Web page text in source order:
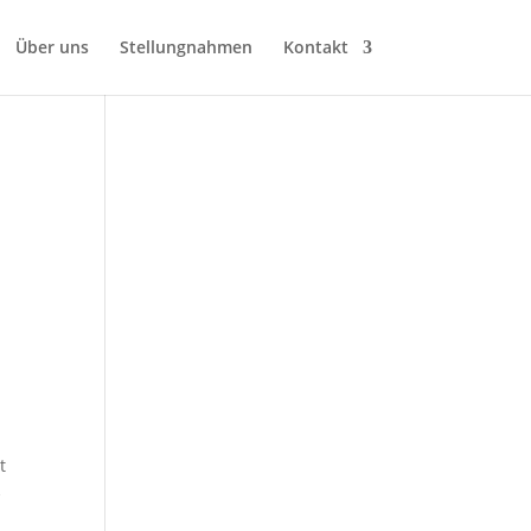
Über uns Stellungnahmen Kontakt